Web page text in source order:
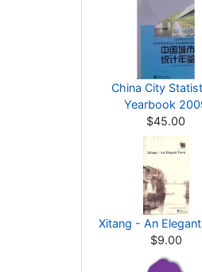
China City
Yearbook
$45.00
Xitang - An
$9.00